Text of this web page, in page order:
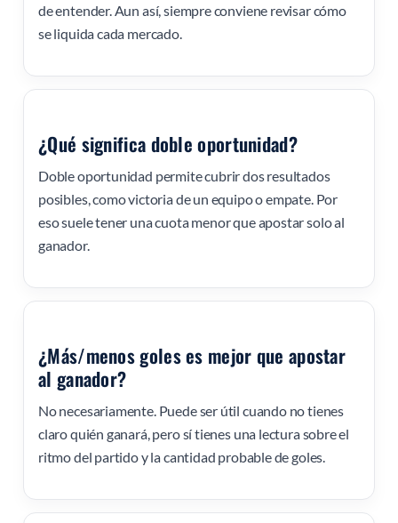
de entender. Aun así, siempre conviene revisar cómo
se liquida cada mercado.
¿Qué significa doble oportunidad?
Doble oportunidad permite cubrir dos resultados
posibles, como victoria de un equipo o empate. Por
eso suele tener una cuota menor que apostar solo al
ganador.
¿Más/menos goles es mejor que apostar
al ganador?
No necesariamente. Puede ser útil cuando no tienes
claro quién ganará, pero sí tienes una lectura sobre el
ritmo del partido y la cantidad probable de goles.